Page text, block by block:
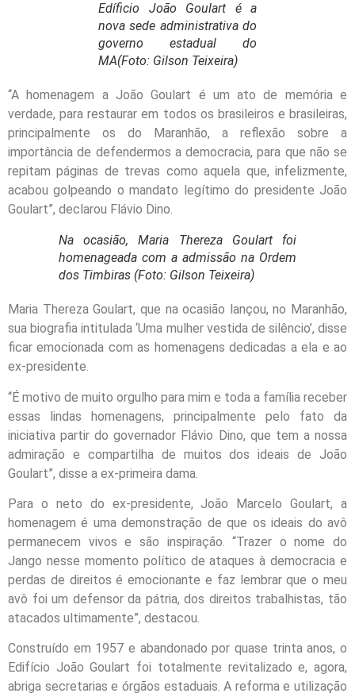
Edíficio João Goulart é a
nova sede administrativa do
governo estadual do
MA(Foto: Gilson Teixeira)
“A homenagem a João Goulart é um ato de memória e
verdade, para restaurar em todos os brasileiros e brasileiras,
principalmente os do Maranhão, a reflexão sobre a
importância de defendermos a democracia, para que não se
repitam páginas de trevas como aquela que, infelizmente,
acabou golpeando o mandato legítimo do presidente João
Goulart”, declarou Flávio Dino.
Na ocasião, Maria Thereza Goulart foi
homenageada com a admissão na Ordem
dos Timbiras (Foto: Gilson Teixeira)
Maria Thereza Goulart, que na ocasião lançou, no Maranhão,
sua biografia intitulada ‘Uma mulher vestida de silêncio’, disse
ficar emocionada com as homenagens dedicadas a ela e ao
ex-presidente.
“É motivo de muito orgulho para mim e toda a família receber
essas lindas homenagens, principalmente pelo fato da
iniciativa partir do governador Flávio Dino, que tem a nossa
admiração e compartilha de muitos dos ideais de João
Goulart”, disse a ex-primeira dama.
Para o neto do ex-presidente, João Marcelo Goulart, a
homenagem é uma demonstração de que os ideais do avô
permanecem vivos e são inspiração. “Trazer o nome do
Jango nesse momento político de ataques à democracia e
perdas de direitos é emocionante e faz lembrar que o meu
avô foi um defensor da pátria, dos direitos trabalhistas, tão
atacados ultimamente”, destacou.
Construído em 1957 e abandonado por quase trinta anos, o
Edifício João Goulart foi totalmente revitalizado e, agora,
abriga secretarias e órgãos estaduais. A reforma e utilização